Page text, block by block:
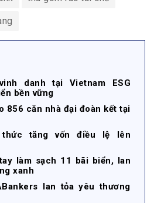
danh tại Vietnam ESG
bền vững
856 căn nhà đại đoàn kết tại
thức tăng vốn điều lệ lên
làm sạch 11 bãi biển, lan
xanh
lan tỏa yêu thương